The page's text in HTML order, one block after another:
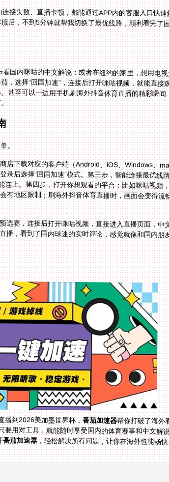
接失败、直播卡顿，都能通过APP内的客服入口快
后，不到5分钟就帮我切换了最优线路，顺利看完
国内咪咕的中文解说；或者在纽约的家里，想用电
，选择“回国加速”，连接后打开咪咕视频，就能直接
国内的客厅里一样。甚至可以一边用手机刷海外抖音体育直播的精彩瞬
。
店下载对应的客户端（Android、iOS、Windows、
机号注册，登录后选择“回国加速”模式。第三步，智能连接最优线路
，几秒钟就能连上。第四步，打开你想观看的平台：比如咪咕视频，
足比赛也不会有地区限制；刷海外抖音体育直播时，画面会变得流畅
选赛，连接后打开咪咕视频，直接进入直播页面，中
卡顿。她还同时用手机刷海外抖音体育直播，看到了国内球迷的实时评论，感觉就像和
播到2026美加墨世界杯，番茄加速器帮你打破了海外
播的所有限制。不管你是留学生、海外工作者还是华人，只要用对工具，就能随
番茄加速器，轻松解决所有问题，让你在海外也能畅快